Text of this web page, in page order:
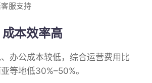
服支持
本效率高
办公成本较低，综合运营费用比
等地低30%–50%。